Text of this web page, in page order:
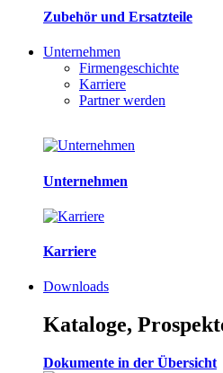
Zubehör und Ersatzteile
Unternehmen
Firmengeschichte
Karriere
Partner werden
Unternehmen
Karriere
Downloads
Kataloge,
Dokumente in der Übersicht